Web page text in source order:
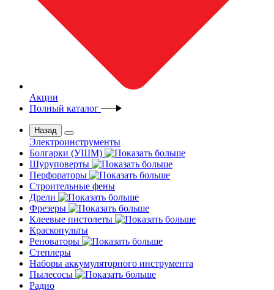
Акции
Полный каталог
Назад
Электроинструменты
Болгарки (УШМ)
Шуруповерты
Перфораторы
Строительные фены
Дрели
Фрезеры
Клеевые пистолеты
Краскопульты
Реноваторы
Степлеры
Наборы аккумуляторного инструмента
Пылесосы
Радио